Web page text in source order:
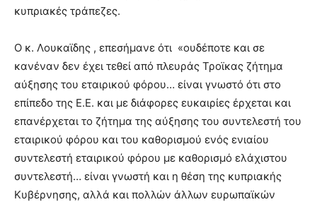
κυπριακές τράπεζες.
Ο κ. Λουκαϊδης , επεσήμανε ότι «ουδέποτε και σε
κανέναν δεν έχει τεθεί από πλευράς Τροϊκας ζήτημα
αύξησης του εταιρικού φόρου… είναι γνωστό ότι στο
επίπεδο της Ε.Ε. και με διάφορες ευκαιρίες έρχεται και
επανέρχεται το ζήτημα της αύξησης του συντελεστή του
εταιρικού φόρου και του καθορισμού ενός ενιαίου
συντελεστή εταιρικού φόρου με καθορισμό ελάχιστου
συντελεστή… είναι γνωστή και η θέση της κυπριακής
Κυβέρνησης, αλλά και πολλών άλλων ευρωπαϊκών